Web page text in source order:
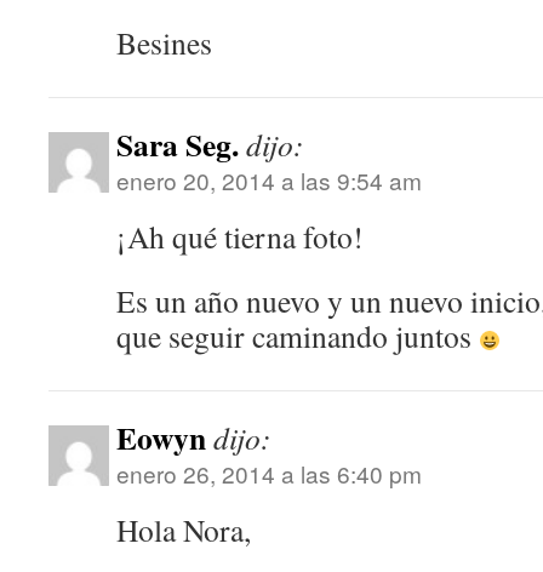
Besines
Sara Seg.dijo:
enero 20, 2014 a las 9:54 am
¡Ah qué tierna foto!
Es un año nuevo y un nuevo
que seguir caminando juntos
Eowyndijo:
enero 26, 2014 a las 6:40 pm
Hola Nora,